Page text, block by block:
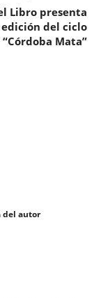
Libro presenta
del ciclo
“Córdoba Mata”
del autor